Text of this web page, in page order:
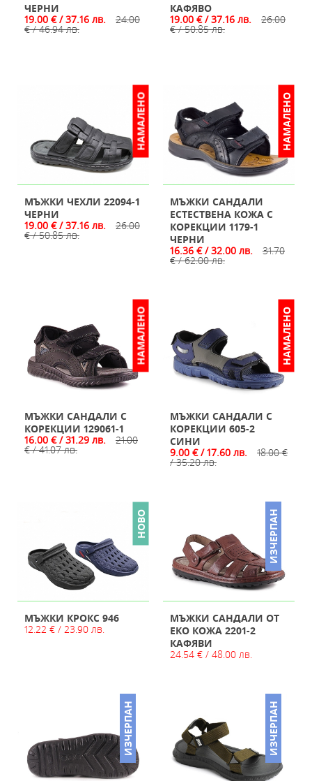
ЧЕРНИ
19.00 € / 37.16 лв.
24.00
€ / 46.94 лв.
КАФЯВО
19.00 € / 37.16 лв.
26.00
€ / 50.85 лв.
НАМАЛЕНО
МЪЖКИ ЧЕХЛИ 22094-1
ЧЕРНИ
19.00 € / 37.16 лв.
26.00
€ / 50.85 лв.
НАМАЛЕНО
МЪЖКИ САНДАЛИ
ЕСТЕСТВЕНА КОЖА С
КОРЕКЦИИ 1179-1
ЧЕРНИ
16.36 € / 32.00 лв.
31.70
€ / 62.00 лв.
НАМАЛЕНО
МЪЖКИ САНДАЛИ С
КОРЕКЦИИ 129061-1
16.00 € / 31.29 лв.
21.00
€ / 41.07 лв.
НАМАЛЕНО
МЪЖКИ САНДАЛИ С
КОРЕКЦИИ 605-2
СИНИ
9.00 € / 17.60 лв.
18.00 €
/ 35.20 лв.
НОВО
МЪЖКИ КРОКС 946
12.22 € / 23.90 лв.
ИЗЧЕРПАН
МЪЖКИ САНДАЛИ ОТ
ЕКО КОЖА 2201-2
КАФЯВИ
24.54 € / 48.00 лв.
ИЗЧЕРПАН ИЗЧЕРПАН